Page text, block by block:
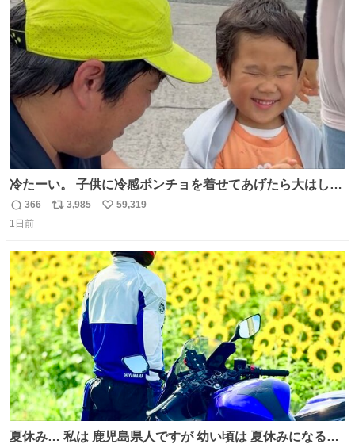
が知る香水よりも単純な組成で、その大部分は薔薇、菫、
ベルガモット、
ト
数
数
冷たーい。 子供に冷感ポンチョを着せてあげたら大はしゃ
ぎで喜んでくれました。 こんな素敵な代物を提供してくれ
た山口県の恩師に感謝。
返
信
366
リ
ト
数
3,985
い
数
59,319
1日前
夏休み… 私は 鹿児島県人ですが 幼い頃は 夏休みになると